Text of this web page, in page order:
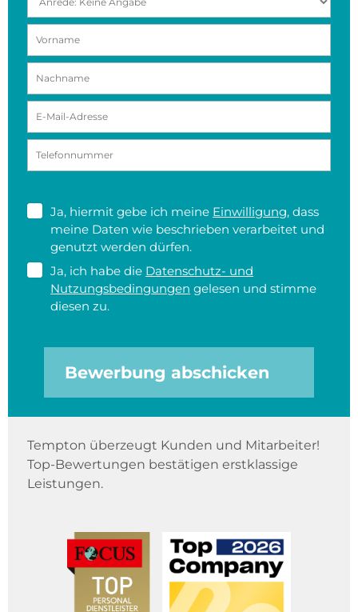
Ja, hiermit gebe ich meine Einwilligung, dass
meine Daten wie beschrieben verarbeitet und
genutzt werden dürfen.
Ja, ich habe die Datenschutz- und
Nutzungsbedingungen gelesen und stimme
diesen zu.
Bewerbung abschicken
Tempton überzeugt Kunden und Mitarbeiter!
Top-Bewertungen bestätigen erstklassige
Leistungen.